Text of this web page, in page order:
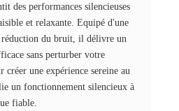
des performances silencieuses
et relaxante. Equipé d'une
réduction du bruit, il délivre un
sans perturber votre
une expérience sereine au
un fonctionnement silencieux à
fiable.